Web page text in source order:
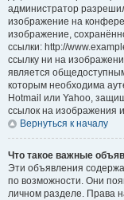
администратор
изображение на
изображение,
ссылки: http://
ссылку ни на
является
которым необходима
Hotmail или Yahoo,
ссылок на изображения
Вернуться к началу
Что такое важные
Эти объявления
по возможности. Они
личном разделе. Права